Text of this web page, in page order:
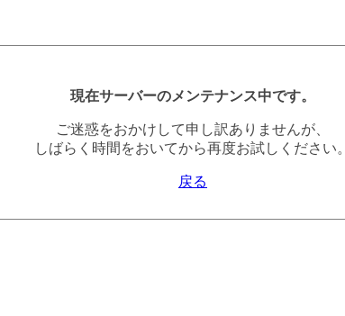
現在サーバーのメンテナンス中です。
ご迷惑をおかけして申し訳ありませんが、
しばらく時間をおいてから再度お試しください。
戻る